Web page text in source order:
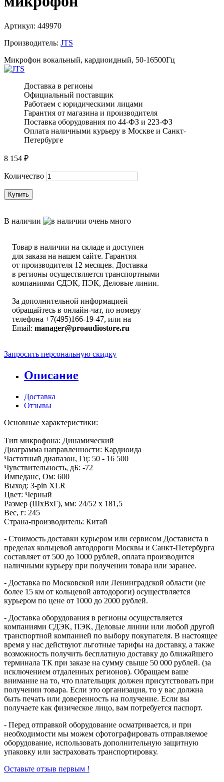
Артикул: 449970
Производитель: JTS
Микрофон вокальный, кардиоидный, 50-16500Гц
Доставка в регионы
Официальный поставщик
Работаем с юридическими лицами
Гарантия от магазина и производителя
Поставка оборудования по 44-ФЗ и 223-ФЗ
Оплата наличными курьеру в Москве и Санкт-
Петербурге
8 154 ₽
Количество
Купить
В наличии
Товар в наличии на складе и доступен
для заказа на нашем сайте. Гарантия
от производителя 12 месяцев. Доставка
в регионы осуществляется транспортными
компаниями СДЭК, ПЭК, Деловые линии.
За дополнительной информацией
обращайтесь в онлайн-чат, по номеру
телефона +7(495)166-19-47, или на
Email: manager@proaudiostore.ru
Запросить персональную скидку
Описание
Доставка
Отзывы
Основные характеристики:
Тип микрофона: Динамический
Диаграмма направленности: Кардиоида
Частотный диапазон, Гц: 50 - 16 500
Чувствительность, дБ: -72
Импеданс, Ом: 600
Выход: 3-pin XLR
Цвет: Черный
Размер (ШхВхГ), мм: 24/52 х 181,5
Вес, г: 245
Страна-производитель: Китай
- Стоимость доставки курьером или сервисом Достависта в
пределах кольцевой автодороги Москвы и Санкт-Петербурга
составляет от 500 до 1000 рублей, оплата производится
наличными курьеру при получении товара или заранее.
- Доставка по Московской или Ленинградской области (не
более 15 км от кольцевой автодороги) осуществляется
курьером по цене от 1000 до 2000 рублей.
- Доставка оборудования в регионы осуществляется
компаниями СДЭК, ПЭК, Деловые линии или любой другой
транспортной компанией по выбору покупателя. В настоящее
время у нас действуют льготные тарифы на доставку, а также
возможность получить бесплатную доставку до ближайшего
терминала ТК при заказе на сумму свыше 50 000 рублей. (за
исключением отдаленных регионов). Обращаем ваше
внимание на то, что плательщик должен присутствовать при
получении товара. Если это организация, то у вас должна
быть печать или доверенность на получение. Если вы
получаете как физическое лицо, вам потребуется паспорт.
- Перед отправкой оборудование осматривается, и при
необходимости мы можем сфотографировать отправляемое
оборудование, использовать дополнительную защитную
упаковку или застраховать транспортировку.
Оставьте отзыв первым !